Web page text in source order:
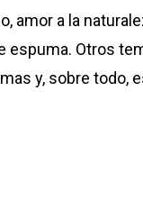
amor a la
espuma. Otros
y, sobre todo,